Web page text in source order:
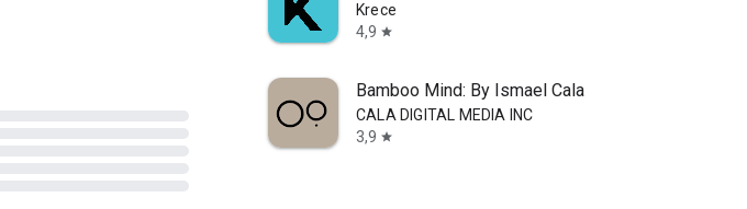
Krece
4,9 star
Bamboo Mind: By Ismael Cala
CALA DIGITAL MEDIA INC
3,9 star